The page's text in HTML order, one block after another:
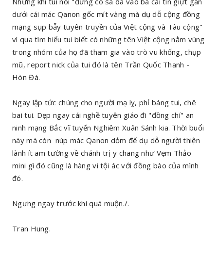
dưới cái mác Qanon gốc mít vàng mà dụ dỗ cộng đồng
mạng sụp bẫy tuyên truyền của Việt cộng và Tàu cộng"
vì qua tìm hiểu tui biết có những tên Việt cộng nằm vùng
trong nhóm của họ đã tham gia vào trò vu khống, chụp
mũ, report nick của tui đó là tên Trần Quốc Thanh -
Hòn Đá.
Ngay lập tức chúng cho người mạ lỵ, phỉ báng tui, chê
bai tui. Dẹp ngay cái nghề tuyên giáo đi "đồng chí" an
ninh mạng Bắc vĩ tuyến Nghiêm Xuân Sánh kia. Thời buổi
này mà còn núp mác Qanon dỏm để dụ dỗ người thiện
lành ít am tường về chánh trị y chang như Vẹm Thảo
mini gì đó cũng là hàng vi tội ác với đồng bào của mình
đó.
Ngưng ngay trước khi quá muộn./.
Tran Hung.